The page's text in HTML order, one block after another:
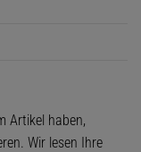
Artikel haben,
Wir lesen Ihre